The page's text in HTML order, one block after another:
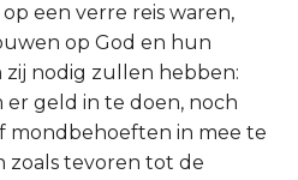
een verre reis waren,
op God en hun
nodig zullen hebben:
geld in te doen, noch
mondbehoeften in mee te
zoals tevoren tot de